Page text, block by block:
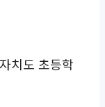
치도 초등학